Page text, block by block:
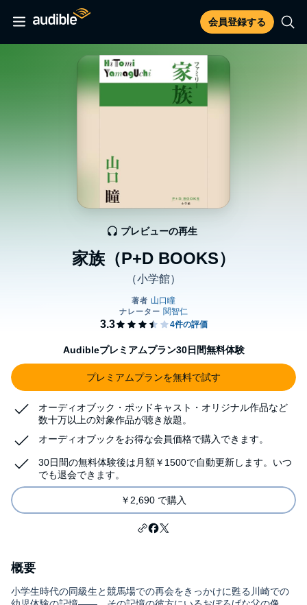
会員登録する
家族（P+D BOOKS）
（小学館）
プレビューの再生
Audibleプレミアムプラン30日間無料体験
プレミアムプランを無料で試す
オーディオブック・ポッドキャスト・オリジナル作品など
数十万以上の対象作品が聴き放題。
オーディオブックをお得な会員価格で購入できます。
30日間の無料体験後は月額￥1500で自動更新します。いつ
でも退会できます。
￥2,690 で購入
概要
小学生時代の同級生と競馬場での再会をきっかけに甦る川崎での